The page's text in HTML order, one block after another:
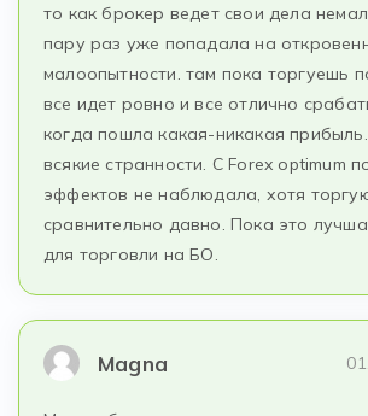
то как брокер ведет свои дела
пару раз уже попадала на
малоопытности. там пока торгуешь
все идет ровно и все отлично
когда пошла какая-никакая
всякие странности. С Forex optimum
эффектов не наблюдала, хотя
сравнительно давно. Пока это
для торговли на БО.
Magna